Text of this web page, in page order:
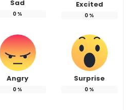
Sad
0 %
Excited
0 %
Angry
0 %
Surprise
0 %